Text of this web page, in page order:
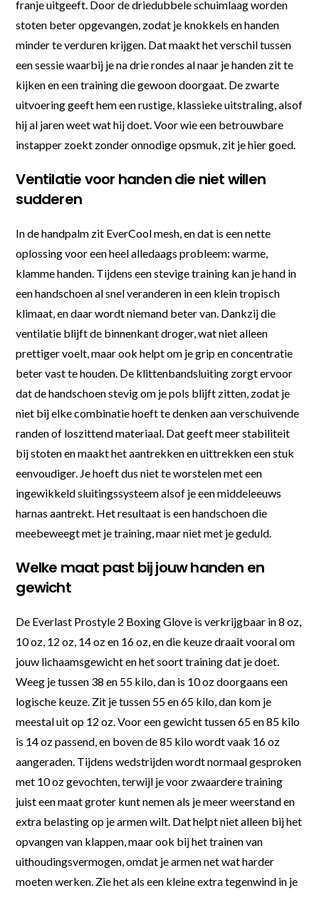
franje uitgeeft. Door de driedubbele schuimlaag worden
stoten beter opgevangen, zodat je knokkels en handen
minder te verduren krijgen. Dat maakt het verschil tussen
een sessie waarbij je na drie rondes al naar je handen zit te
kijken en een training die gewoon doorgaat. De zwarte
uitvoering geeft hem een rustige, klassieke uitstraling, alsof
hij al jaren weet wat hij doet. Voor wie een betrouwbare
instapper zoekt zonder onnodige opsmuk, zit je hier goed.
Ventilatie voor handen die niet willen
sudderen
In de handpalm zit EverCool mesh, en dat is een nette
oplossing voor een heel alledaags probleem: warme,
klamme handen. Tijdens een stevige training kan je hand in
een handschoen al snel veranderen in een klein tropisch
klimaat, en daar wordt niemand beter van. Dankzij die
ventilatie blijft de binnenkant droger, wat niet alleen
prettiger voelt, maar ook helpt om je grip en concentratie
beter vast te houden. De klittenbandsluiting zorgt ervoor
dat de handschoen stevig om je pols blijft zitten, zodat je
niet bij elke combinatie hoeft te denken aan verschuivende
randen of loszittend materiaal. Dat geeft meer stabiliteit
bij stoten en maakt het aantrekken en uittrekken een stuk
eenvoudiger. Je hoeft dus niet te worstelen met een
ingewikkeld sluitingssysteem alsof je een middeleeuws
harnas aantrekt. Het resultaat is een handschoen die
meebeweegt met je training, maar niet met je geduld.
Welke maat past bij jouw handen en
gewicht
De Everlast Prostyle 2 Boxing Glove is verkrijgbaar in 8 oz,
10 oz, 12 oz, 14 oz en 16 oz, en die keuze draait vooral om
jouw lichaamsgewicht en het soort training dat je doet.
Weeg je tussen 38 en 55 kilo, dan is 10 oz doorgaans een
logische keuze. Zit je tussen 55 en 65 kilo, dan kom je
meestal uit op 12 oz. Voor een gewicht tussen 65 en 85 kilo
is 14 oz passend, en boven de 85 kilo wordt vaak 16 oz
aangeraden. Tijdens wedstrijden wordt normaal gesproken
met 10 oz gevochten, terwijl je voor zwaardere training
juist een maat groter kunt nemen als je meer weerstand en
extra belasting op je armen wilt. Dat helpt niet alleen bij het
opvangen van klappen, maar ook bij het trainen van
uithoudingsvermogen, omdat je armen net wat harder
moeten werken. Zie het als een kleine extra tegenwind in je